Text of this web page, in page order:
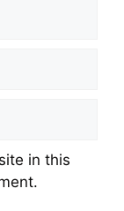
in this